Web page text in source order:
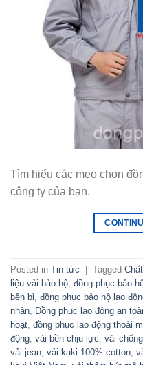
Tìm hiểu các mẹo chọn
công ty của bạn.
Posted in Tin tức Tagged
liệu vải bảo hộ đồng phục bảo
bền bỉ đồng phục bảo hộ lao
nhân Đồng phục lao động an
hoạt đồng phục lao động thoải
động vải bền chịu lực vải
vải jean vải kaki 100% cotton